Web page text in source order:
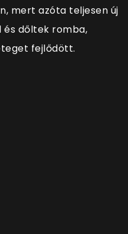
mert azóta teljesen új
és dőltek romba,
fejlődött.